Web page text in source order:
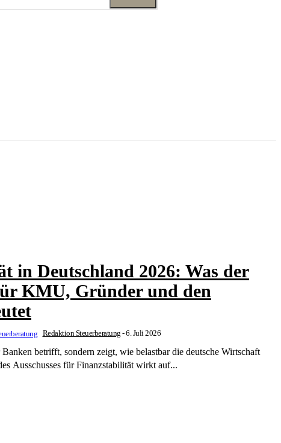
in Deutschland 2026: Was der
KMU, Gründer und den
Redaktion Steuerberatung -6. Juli 2026
betrifft, sondern zeigt, wie belastbar die deutsche Wirtschaft
des Ausschusses für Finanzstabilität wirkt auf...